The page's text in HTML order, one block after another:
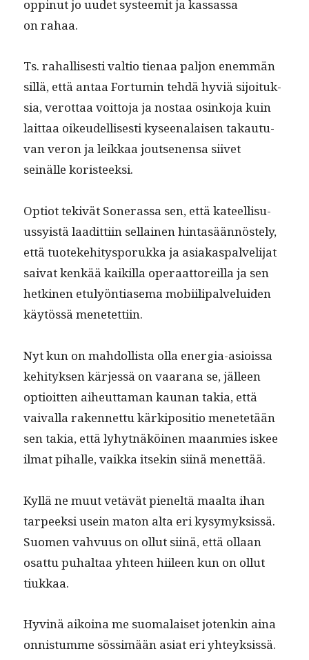
oppin­ut jo uudet sys­teemit ja kas­sas­sa
on rahaa.
Ts. rahal­lis­es­ti val­tio tien­aa paljon enem­män
sil­lä, että antaa For­tu­min tehdä hyviä sijoituk­
sia, verot­taa voit­to­ja ja nos­taa osinko­ja kuin
lait­taa oikeudel­lis­es­ti kyseenalaisen takau­tu­
van veron ja leikkaa jout­se­nen­sa siivet
seinälle koristeeksi.
Optiot tekivät Son­eras­sa sen, että kateel­lisu­
ussy­istä laa­dit­ti­in sel­l­ainen hin­tasään­nöste­ly,
että tuoteke­hi­tys­poruk­ka ja asi­akas­palveli­jat
sai­vat kenkää kaikil­la oper­aat­tor­eil­la ja sen
het­ki­nen etu­lyön­ti­ase­ma mobi­ili­palvelu­iden
käytössä menetettiin.
Nyt kun on mah­dol­lista olla ener­gia-asiois­sa
kehi­tyk­sen kär­jessä on vaarana se, jälleen
optioit­ten aiheut­ta­man kau­nan takia, että
vaival­la raken­net­tu kärkipo­si­tio menetetään
sen takia, että lyhyt­näköi­nen maan­mies iskee
ilmat pihalle, vaik­ka itsekin siinä menettää.
Kyl­lä ne muut vetävät pieneltä maal­ta ihan
tarpeek­si usein maton alta eri kysymyk­sis­sä.
Suomen vahvu­us on ollut siinä, että ollaan
osat­tu puhal­taa yhteen hiileen kun on ollut
tiukkaa.
Hyv­inä aikoina me suo­ma­laiset jotenkin aina
onnis­tumme sös­simään asi­at eri yhteyk­sis­sä.